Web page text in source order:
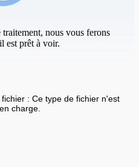
nous vous ferons
est prêt à voir.
: Ce type de fichier n'est
charge.